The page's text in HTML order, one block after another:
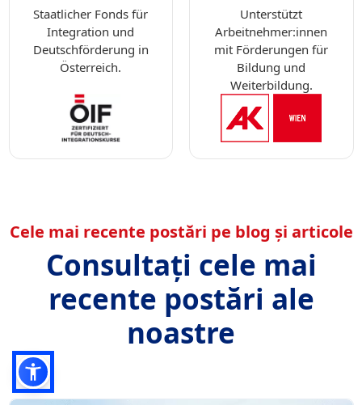
Staatlicher Fonds für
Integration und
Deutschförderung in
Österreich.
Unterstützt
Arbeitnehmer:innen
mit Förderungen für
Bildung und
Weiterbildung.
Cele mai recente postări pe blog și articole
Consultați cele mai
recente postări ale
noastre